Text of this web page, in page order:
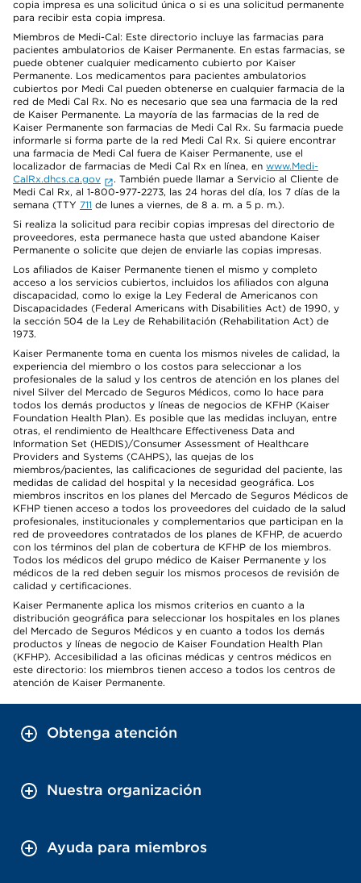
copia impresa es una solicitud única o si es una solicitud permanente
para recibir esta copia impresa.
Miembros de Medi-Cal: Este directorio incluye las farmacias para
pacientes ambulatorios de Kaiser Permanente. En estas farmacias, se
puede obtener cualquier medicamento cubierto por Kaiser
Permanente. Los medicamentos para pacientes ambulatorios
cubiertos por Medi Cal pueden obtenerse en cualquier farmacia de la
red de Medi Cal Rx. No es necesario que sea una farmacia de la red
de Kaiser Permanente. La mayoría de las farmacias de la red de
Kaiser Permanente son farmacias de Medi Cal Rx. Su farmacia puede
informarle si forma parte de la red Medi Cal Rx. Si quiere encontrar
una farmacia de Medi Cal fuera de Kaiser Permanente, use el
localizador de farmacias de Medi Cal Rx en línea, en www.Medi-
CalRx.dhcs.ca.gov
. También puede llamar a Servicio al Cliente de
Medi Cal Rx, al 1-800-977-2273, las 24 horas del día, los 7 días de la
semana (TTY 711 de lunes a viernes, de 8 a. m. a 5 p. m.).
Si realiza la solicitud para recibir copias impresas del directorio de
proveedores, esta permanece hasta que usted abandone Kaiser
Permanente o solicite que dejen de enviarle las copias impresas.
Los afiliados de Kaiser Permanente tienen el mismo y completo
acceso a los servicios cubiertos, incluidos los afiliados con alguna
discapacidad, como lo exige la Ley Federal de Americanos con
Discapacidades (Federal Americans with Disabilities Act) de 1990, y
la sección 504 de la Ley de Rehabilitación (Rehabilitation Act) de
1973.
Kaiser Permanente toma en cuenta los mismos niveles de calidad, la
experiencia del miembro o los costos para seleccionar a los
profesionales de la salud y los centros de atención en los planes del
nivel Silver del Mercado de Seguros Médicos, como lo hace para
todos los demás productos y líneas de negocios de KFHP (Kaiser
Foundation Health Plan). Es posible que las medidas incluyan, entre
otras, el rendimiento de Healthcare Effectiveness Data and
Information Set (HEDIS)/Consumer Assessment of Healthcare
Providers and Systems (CAHPS), las quejas de los
miembros/pacientes, las calificaciones de seguridad del paciente, las
medidas de calidad del hospital y la necesidad geográfica. Los
miembros inscritos en los planes del Mercado de Seguros Médicos de
KFHP tienen acceso a todos los proveedores del cuidado de la salud
profesionales, institucionales y complementarios que participan en la
red de proveedores contratados de los planes de KFHP, de acuerdo
con los términos del plan de cobertura de KFHP de los miembros.
Todos los médicos del grupo médico de Kaiser Permanente y los
médicos de la red deben seguir los mismos procesos de revisión de
calidad y certificaciones.
Kaiser Permanente aplica los mismos criterios en cuanto a la
distribución geográfica para seleccionar los hospitales en los planes
del Mercado de Seguros Médicos y en cuanto a todos los demás
productos y líneas de negocio de Kaiser Foundation Health Plan
(KFHP). Accesibilidad a las oficinas médicas y centros médicos en
este directorio: los miembros tienen acceso a todos los centros de
atención de Kaiser Permanente.
Obtenga atención
Nuestra organización
Ayuda para miembros